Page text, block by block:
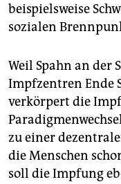
beispielsweise
sozialen
Weil Spahn an der
Impfzentren Ende
verkörpert die
zu einer
die Menschen
soll die Impfung